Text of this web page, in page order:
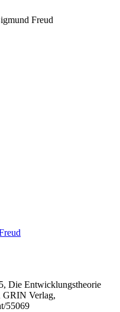
Freud
Die Entwicklungstheorie
GRIN Verlag,
55069